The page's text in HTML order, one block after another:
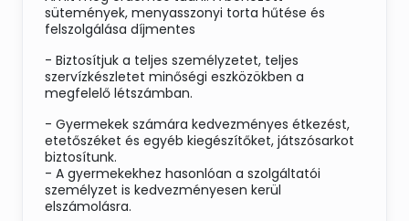
sütemények, menyasszonyi torta hűtése és
felszolgálása díjmentes
- Biztosítjuk a teljes személyzetet, teljes
szervízkészletet minőségi eszközökben a
megfelelő létszámban.
- Gyermekek számára kedvezményes étkezést,
etetőszéket és egyéb kiegészítőket, játszósarkot
biztosítunk.
- A gyermekekhez hasonlóan a szolgáltatói
személyzet is kedvezményesen kerül
elszámolásra.